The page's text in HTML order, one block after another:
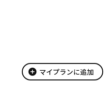
add_circle マイプランに追加